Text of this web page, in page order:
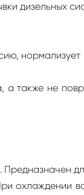
дизельных
нормализует
а также не
Предназначен
охлаждении